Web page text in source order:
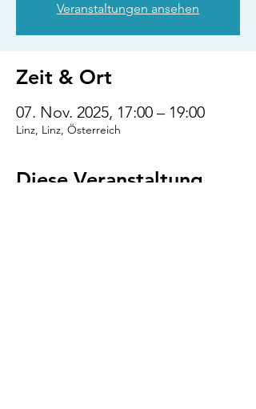
Veranstaltungen ansehen
Zeit & Ort
07. Nov. 2025, 17:00 – 19:00
Linz, Linz, Österreich
Diese Veranstaltung